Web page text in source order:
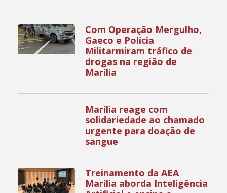
Com Operação Mergulho,
Gaeco e Polícia
Militarmiram tráfico de
drogas na região de
Marília
Marília reage com
solidariedade ao chamado
urgente para doação de
sangue
Treinamento da AEA
Marília aborda Inteligência